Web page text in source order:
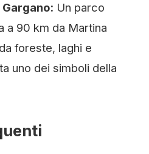
Un parco
a 90 km da Martina
foreste, laghi e
uno dei simboli della